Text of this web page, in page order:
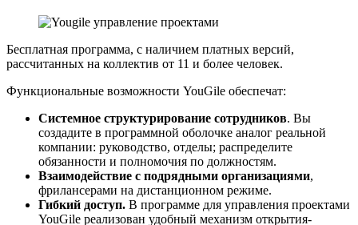
Бесплатная программа, с наличием платных версий,
рассчитанных на коллектив от 11 и более человек.
Функциональные возможности YouGile обеспечат:
Системное структурирование сотрудников. Вы
создадите в программной оболочке аналог реальной
компании: руководство, отделы; распределите
обязанности и полномочия по должностям.
Взаимодействие с подрядными организациями,
фрилансерами на дистанционном режиме.
Гибкий доступ. В программе для управления проектами
YouGile реализован удобный механизм открытия-